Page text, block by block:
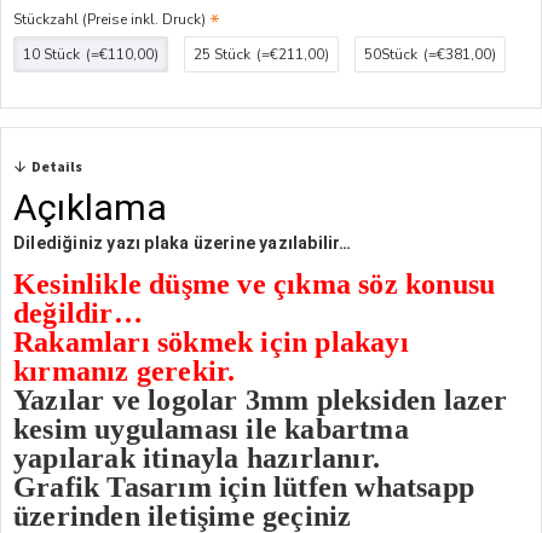
Stückzahl (Preise inkl. Druck)
10 Stück (=€110,00) 25 Stück (=€211,00) 50Stück (=€381,00)
Details
Açıklama
Dilediğiniz yazı plaka üzerine yazılabilir…
Kesinlikle düşme ve çıkma söz konusu
değildir…
Rakamları sökmek için plakayı
kırmanız gerekir.
Yazılar ve logolar 3mm pleksiden lazer
kesim uygulaması ile kabartma
yapılarak itinayla hazırlanır.
Grafik Tasarım için lütfen whatsapp
üzerinden iletişime geçiniz